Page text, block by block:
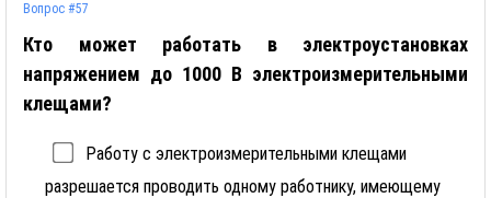
Вопрос #57
Кто может работать в электроустановках
напряжением до 1000 В электроизмерительными
клещами?
Работу с электроизмерительными клещами
разрешается проводить одному работнику, имеющему